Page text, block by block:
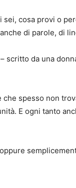
cosa provi o
di parole, di
da una
spesso non
E ogni tanto